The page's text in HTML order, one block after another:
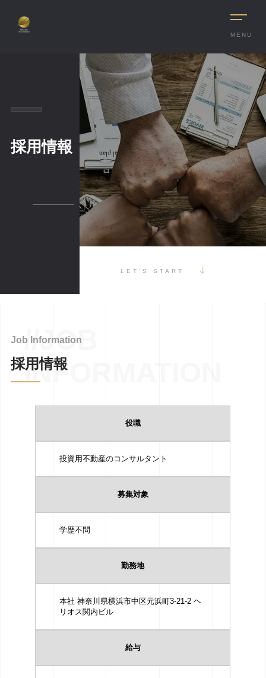
MENU
採用情報
LET’S START
//JOB
INFORMATION
Job Information
採用情報
役職
投資用不動産のコンサルタント
募集対象
学歴不問
勤務地
本社 神奈川県横浜市中区元浜町3-21-2 ヘ
リオス関内ビル
給与